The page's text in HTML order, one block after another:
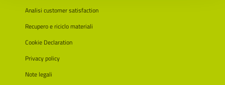
Analisi customer satisfaction
Recupero e riciclo materiali
Cookie Declaration
Privacy policy
Note legali